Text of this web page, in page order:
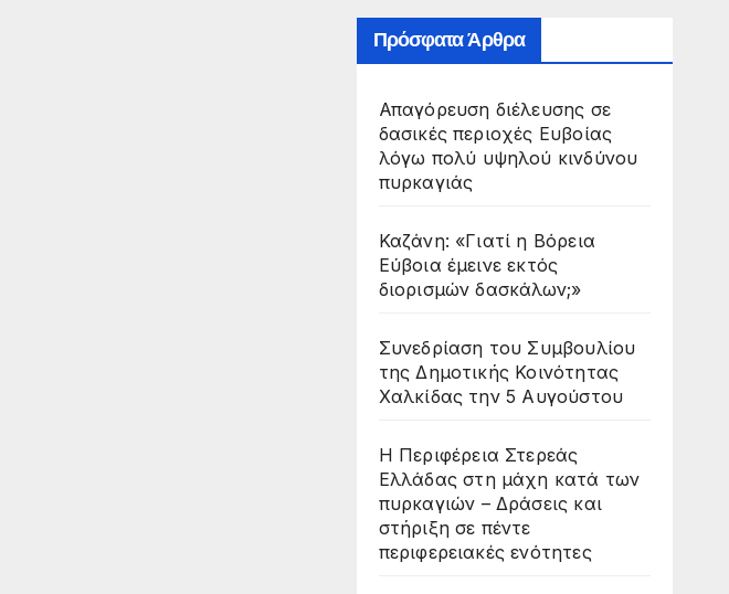
Πρόσφατα Άρθρα
Απαγόρευση διέλευσης σε
δασικές περιοχές Ευβοίας
λόγω πολύ υψηλού κινδύνου
πυρκαγιάς
Καζάνη: «Γιατί η Βόρεια
Εύβοια έμεινε εκτός
διορισμών δασκάλων;»
Συνεδρίαση του Συμβουλίου
της Δημοτικής Κοινότητας
Χαλκίδας την 5 Αυγούστου
Η Περιφέρεια Στερεάς
Ελλάδας στη μάχη κατά των
πυρκαγιών – Δράσεις και
στήριξη σε πέντε
περιφερειακές ενότητες